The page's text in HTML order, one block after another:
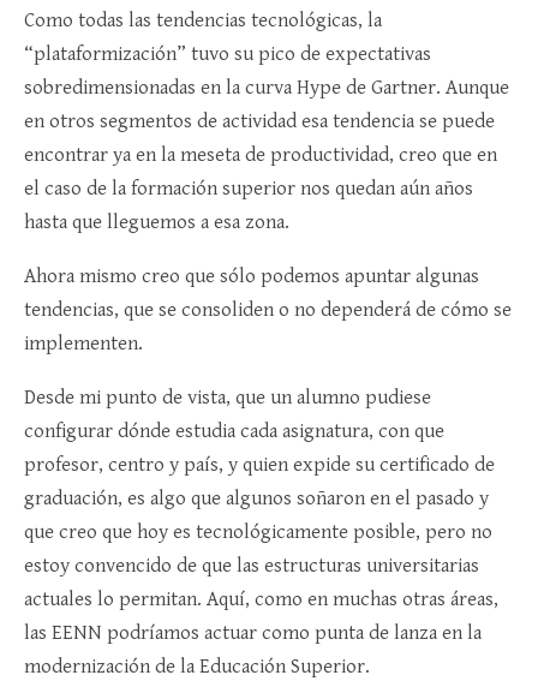
Como todas las tendencias tecnológicas, la
“plataformización” tuvo su pico de expectativas
sobredimensionadas en la curva Hype de Gartner. Aunque
en otros segmentos de actividad esa tendencia se puede
encontrar ya en la meseta de productividad, creo que en
el caso de la formación superior nos quedan aún años
hasta que lleguemos a esa zona.
Ahora mismo creo que sólo podemos apuntar algunas
tendencias, que se consoliden o no dependerá de cómo se
implementen.
Desde mi punto de vista, que un alumno pudiese
configurar dónde estudia cada asignatura, con que
profesor, centro y país, y quien expide su certificado de
graduación, es algo que algunos soñaron en el pasado y
que creo que hoy es tecnológicamente posible, pero no
estoy convencido de que las estructuras universitarias
actuales lo permitan. Aquí, como en muchas otras áreas,
las EENN podríamos actuar como punta de lanza en la
modernización de la Educación Superior.